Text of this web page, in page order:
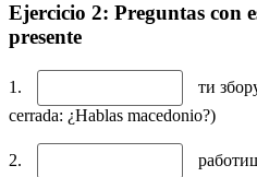
Ejercicio 2: Preguntas con
presente
1.
ти
cerrada: ¿Hablas macedonio?)
2.